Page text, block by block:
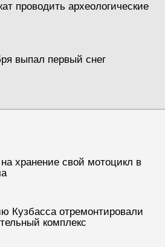
проводить археологические
выпал первый снег
хранение свой мотоцикл в
Кузбасса отремонтировали
комплекс